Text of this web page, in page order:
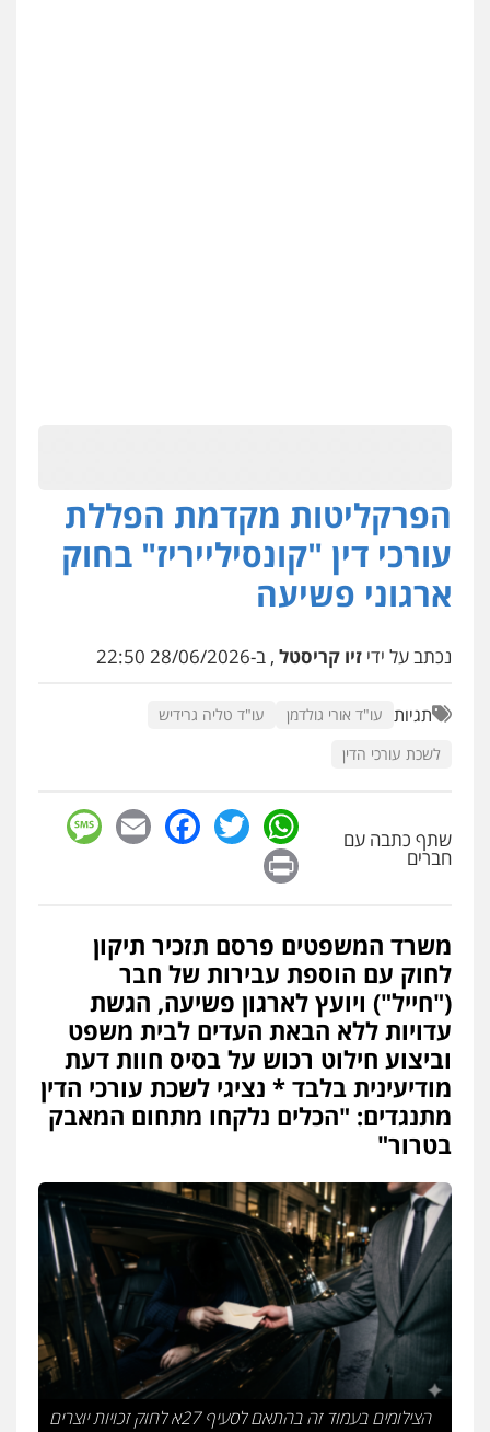
הפרקליטות מקדמת הפללת
עורכי דין "קונסילייריז" בחוק
ארגוני פשיעה
נכתב על ידי זיו קריסטל , ב-28/06/2026 22:50
תגיות עו"ד אורי גולדמן
עו"ד טליה גרידיש
לשכת עורכי הדין
שתף כתבה עם
חברים
WhatsApp
Twitter
Facebook
Email
משרד המשפטים פרסם תזכיר תיקון
לחוק עם הוספת עבירות של חבר
("חייל") ויועץ לארגון פשיעה, הגשת
עדויות ללא הבאת העדים לבית משפט
וביצוע חילוט רכוש על בסיס חוות דעת
מודיעינית בלבד * נציגי לשכת עורכי הדין
מתנגדים: "הכלים נלקחו מתחום המאבק
בטרור"
הצילומים בעמוד זה בהתאם לסעיף 27א לחוק זכויות יוצרים